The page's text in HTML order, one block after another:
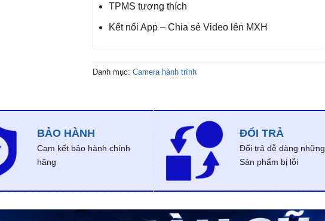
TPMS tương thích
Kết nối App – Chia sẻ Video lên MXH
Danh mục: Camera hành trình
BẢO HÀNH
Cam kết bảo hành chính
hãng
ĐỔI TRẢ
Đổi trả dễ dàng những
Sản phẩm bị lỗi